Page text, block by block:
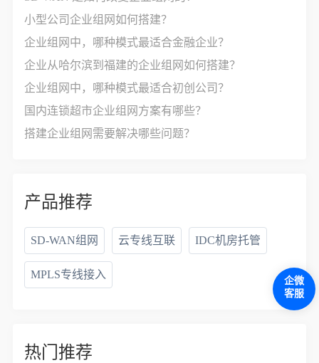
小型公司企业组网如何搭建？
企业组网中，哪种模式最适合金融企业？
企业从哈尔滨到福建的企业组网如何搭建？
企业组网中，哪种模式最适合初创公司？
国内连锁超市企业组网方案有哪些？
搭建企业组网需要解决哪些问题？
产品推荐
SD-WAN组网 云专线互联 IDC机房托管
MPLS专线接入
热门推荐
企微
客服